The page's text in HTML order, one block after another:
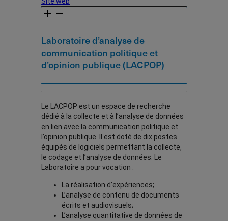
Laboratoire d’analyse de
communication politique et
d’opinion publique (LACPOP)
Le LACPOP est un espace de recherche
dédié à la collecte et à l’analyse de données
en lien avec la communication politique et
l’opinion publique. Il est doté de dix postes
équipés de logiciels permettant la collecte,
le codage et l’analyse de données. Le
Laboratoire a pour vocation :
La réalisation d’expériences;
L’analyse de contenu de documents
écrits et audiovisuels;
L’analyse quantitative de données de